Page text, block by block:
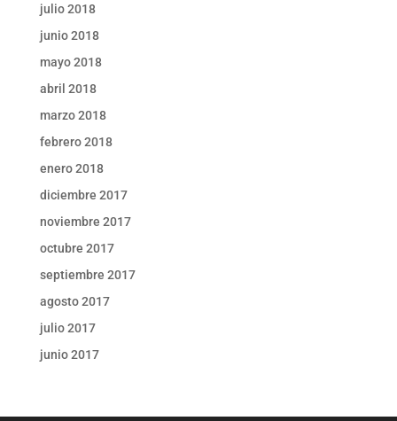
julio 2018
junio 2018
mayo 2018
abril 2018
marzo 2018
febrero 2018
enero 2018
diciembre 2017
noviembre 2017
octubre 2017
septiembre 2017
agosto 2017
julio 2017
junio 2017